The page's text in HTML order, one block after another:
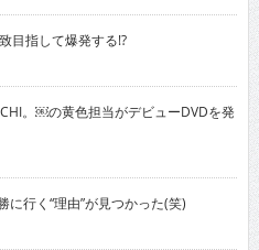
目指して爆発する!?
。￼の黄色担当がデビューDVDを発
行く“理由”が見つかった(笑)